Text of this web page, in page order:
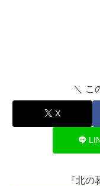
＼ こ
X
『北